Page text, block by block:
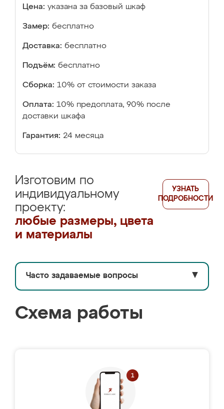
Цена: указана за базовый шкаф
Замер: бесплатно
Доставка: бесплатно
Подъём: бесплатно
Сборка: 10% от стоимости заказа
Оплата: 10% предоплата, 90% после
доставки шкафа
Гарантия: 24 месяца
Изготовим по
индивидуальному
проекту:
любые размеры, цвета
и материалы
УЗНАТЬ
ПОДРОБНОСТИ
Часто задаваемые вопросы ▼
Схема работы